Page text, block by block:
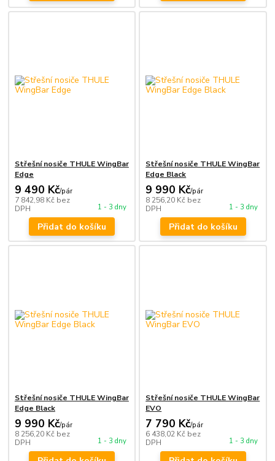
Střešní nosiče THULE WingBar
Edge
9 490 Kč/pár
7 842,98 Kč bez
DPH
1 - 3 dny
Přidat do košíku
Střešní nosiče THULE WingBar
Edge Black
9 990 Kč/pár
8 256,20 Kč bez
DPH
1 - 3 dny
Přidat do košíku
Střešní nosiče THULE WingBar
Edge Black
9 990 Kč/pár
8 256,20 Kč bez
DPH
1 - 3 dny
Střešní nosiče THULE WingBar
EVO
7 790 Kč/pár
6 438,02 Kč bez
DPH
1 - 3 dny